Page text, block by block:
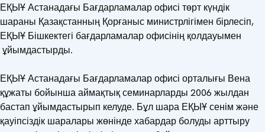
ЕҚЫҰ Астанадағы Бағдарламалар офисі төрт күндік
шараны Қазақстанның Қорғаныс министрлігімен бірлесіп,
ЕҚЫҰ Бішкектегі бағдарламалар офисінің қолдауымен
ұйымдастырды.
ЕҚЫҰ Астанадағы Бағдарламалар офисі орталығы Вена
құжаты бойынша аймақтық семинарларды 2006 жылдан
бастап ұйымдастырып келуде. Бұл шара ЕҚЫҰ сенім және
қауіпсіздік шаралары жөнінде хабардар болуды арттыру